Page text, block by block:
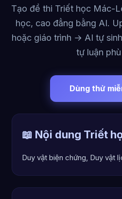
Tạo đề thi Triết học Mác-
học, cao đẳng bằng AI.
hoặc giáo trình → AI tự
tự luận
Dùng thử
📖 Nội dung Triết
Duy vật biện chứng, Duy vật